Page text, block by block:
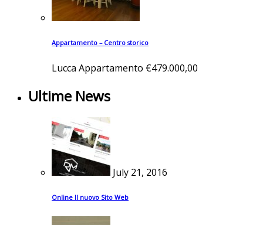
Appartamento – Centro storico
Lucca Appartamento €479.000,00
Ultime News
July 21, 2016
Online Il nuovo Sito Web